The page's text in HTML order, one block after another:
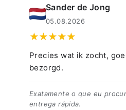
Sander de Jong
05.08.2026
Precies wat ik zocht,
bezorgd.
Exatamente o que eu
entrega rápida.